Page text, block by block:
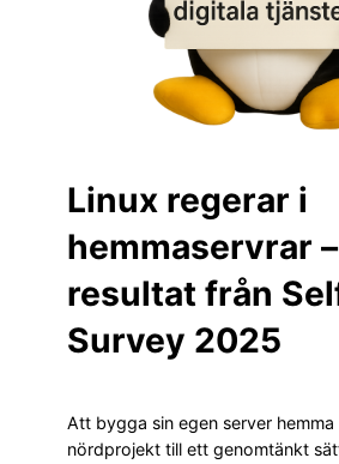
Linux regerar i
hemmaservrar –
resultat från
Survey 2025
Att bygga sin egen server
nördprojekt till ett genomtänkt